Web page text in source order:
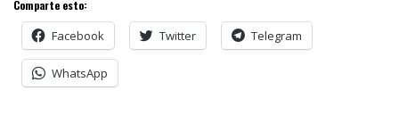
Comparte esto:
Facebook Twitter Telegram
WhatsApp